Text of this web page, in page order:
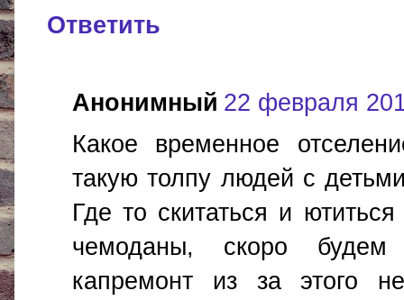
Ответить
Анонимный 22 февраля
Какое временное
такую толпу людей с
Где то скитаться и
чемоданы, скоро будем
капремонт из за этого